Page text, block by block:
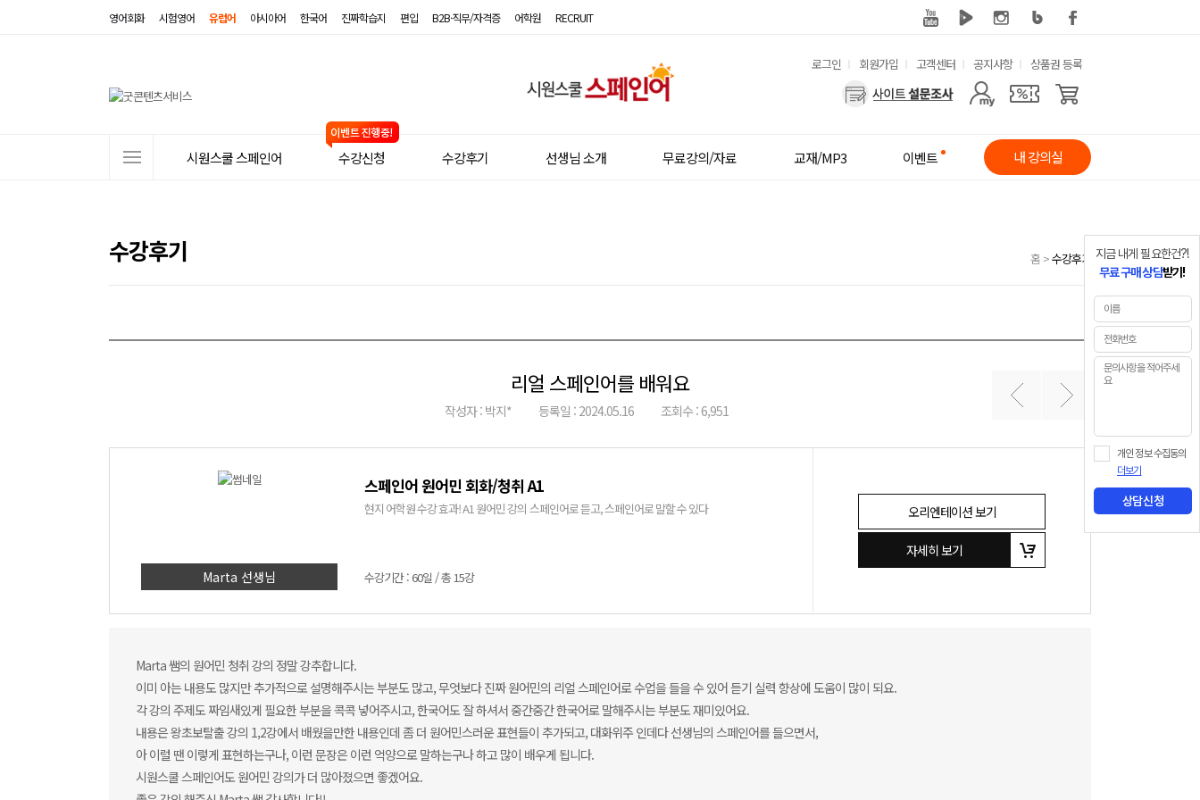
영어회화 시험영어 유럽어 아시아어 한국어 진짜학습지 편입 B2B·직무/자격증 어학원 RECRUIT
유
메
뉴
로그인 회원가입 고객센터 공지사항 상품권 등록
사
메
뉴
시원스쿨 스페인어 수강신청 수강후기 선생님 소개 무료강의/자료 교재/MP3 이벤트 내 강의실
수강후기 홈 >수강후기
리얼 스페인어를 배워요
작성자 : 박지* 등록일 : 2024.05.16 조회수 : 6,951
Marta 선생님
스페인어 원어민 회화/청취 A1
현지 어학원 수강 효과! A1 원어민 강의 스페인어로 듣고, 스페인어로 말할 수 있다
수강기간 : 60일 / 총 15강
오리엔테이션 보기
자세히 보기
Marta 쌤의 원어민 청취 강의 정말 강추합니다.
이미 아는 내용도 많지만 추가적으로 설명해주시는 부분도 많고, 무엇보다 진짜 원어민의 리얼 스페인어로 수업을 들을 수 있어 듣기 실력 향상에 도움이 많이 되요.
각 강의 주제도 짜임새있게 필요한 부분을 콕콕 넣어주시고, 한국어도 잘 하셔서 중간중간 한국어로 말해주시는 부분도 재미있어요.
내용은 왕초보탈출 강의 1,2강에서 배웠을만한 내용인데 좀 더 원어민스러운 표현들이 추가되고, 대화위주 인데다 선생님의 스페인어를 들으면서,
아 이럴 땐 이렇게 표현하는구나, 이런 문장은 이런 억양으로 말하는구나 하고 많이 배우게 됩니다.
시원스쿨 스페인어도 원어민 강의가 더 많아졌으면 좋겠어요.
지금 내게 필요한건?!
무료 구매 상담받기!
개인 정보 수집동의
더보기
상담신청